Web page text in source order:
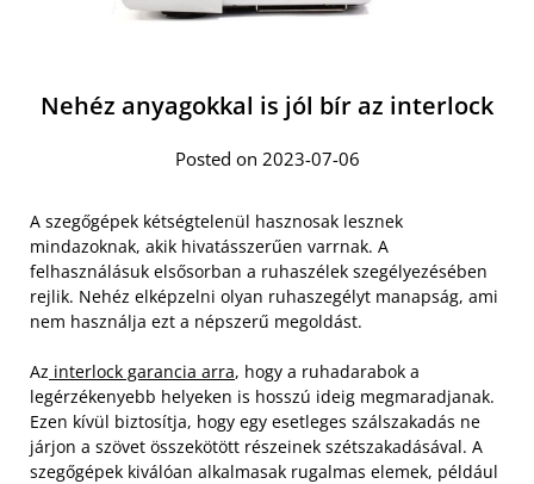
Nehéz anyagokkal is jól bír az interlock
Posted on 2023-07-06
A szegőgépek kétségtelenül hasznosak lesznek
mindazoknak, akik hivatásszerűen varrnak. A
felhasználásuk elsősorban a ruhaszélek szegélyezésében
rejlik. Nehéz elképzelni olyan ruhaszegélyt manapság, ami
nem használja ezt a népszerű megoldást.
Az interlock garancia arra, hogy a ruhadarabok a
legérzékenyebb helyeken is hosszú ideig megmaradjanak.
Ezen kívül biztosítja, hogy egy esetleges szálszakadás ne
járjon a szövet összekötött részeinek szétszakadásával. A
szegőgépek kiválóan alkalmasak rugalmas elemek, például